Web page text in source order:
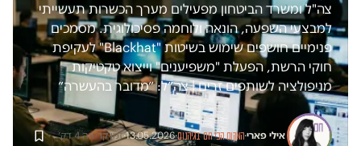
צה"ל ומשרד הביטחון מפעילים מערך הכשרות תעשייתי
למבצעי השפעה, הונאה ולוחמה פסיכולוגית. מסמכים
פנימיים חושפים שימוש בשיטות "Blackhat" לעקיפת
חוקי הרשת, הפעלת "משפיענים" וייצוא טקטיקות
מניפולציה לשותפים זרים | צה״ל: ״מדובר בהעשרה״
אילי פארי·המקום הכי חם בגיהנום·
13.05.2026
·זמן קריאה 4 דק׳